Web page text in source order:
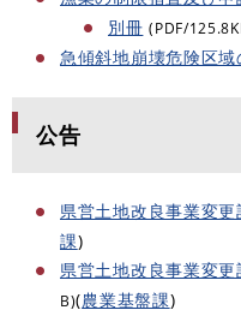
別冊 (PDF/
急傾斜地崩壊危険区域
公告
県営土地改良事業変更
課)
県営土地改良事業変更
B)(農業基盤課)